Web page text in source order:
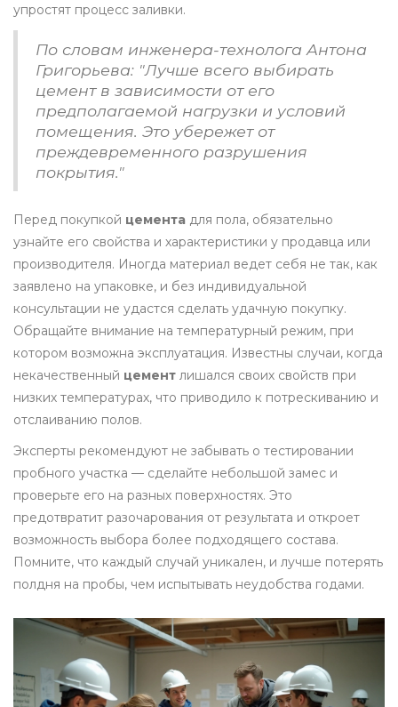
упростят процесс заливки.
По словам инженера-технолога Антона
Григорьева: "Лучше всего выбирать
цемент в зависимости от его
предполагаемой нагрузки и условий
помещения. Это убережет от
преждевременного разрушения
покрытия."
Перед покупкой цемента для пола, обязательно
узнайте его свойства и характеристики у продавца или
производителя. Иногда материал ведет себя не так, как
заявлено на упаковке, и без индивидуальной
консультации не удастся сделать удачную покупку.
Обращайте внимание на температурный режим, при
котором возможна эксплуатация. Известны случаи, когда
некачественный цемент лишался своих свойств при
низких температурах, что приводило к потрескиванию и
отслаиванию полов.
Эксперты рекомендуют не забывать о тестировании
пробного участка — сделайте небольшой замес и
проверьте его на разных поверхностях. Это
предотвратит разочарования от результата и откроет
возможность выбора более подходящего состава.
Помните, что каждый случай уникален, и лучше потерять
полдня на пробы, чем испытывать неудобства годами.